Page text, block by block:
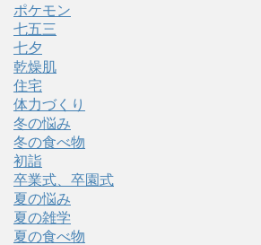
ポケモン
七五三
七夕
乾燥肌
住宅
体力づくり
冬の悩み
冬の食べ物
初詣
卒業式、卒園式
夏の悩み
夏の雑学
夏の食べ物